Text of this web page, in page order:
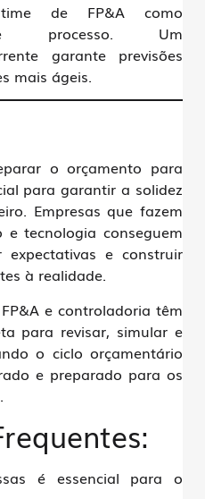
de FP&A como
processo. Um
garante previsões
mais ágeis.
o orçamento para
para garantir a solidez
Empresas que fazem
tecnologia conseguem
expectativas e construir
à realidade.
e controladoria têm
para revisar, simular e
o ciclo orçamentário
e preparado para os
é essencial para o